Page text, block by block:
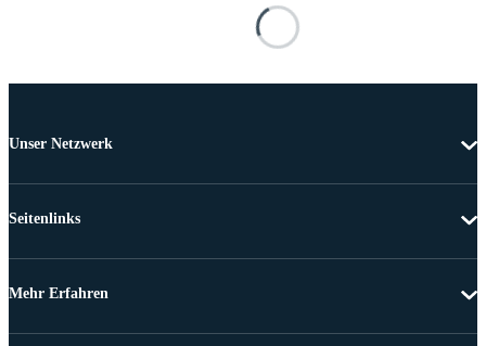
Unser Netzwerk
Seitenlinks
Mehr Erfahren